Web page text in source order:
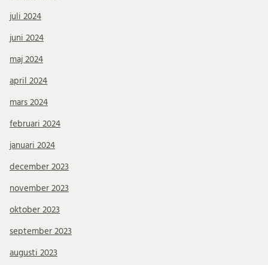
juli 2024
juni 2024
maj 2024
april 2024
mars 2024
februari 2024
januari 2024
december 2023
november 2023
oktober 2023
september 2023
augusti 2023